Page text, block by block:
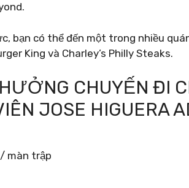
bạn có thể đến một trong nhiều
King và Charley’s Philly Steaks.
CHUYẾN ĐI
JOSE HIGUERA
màn trập